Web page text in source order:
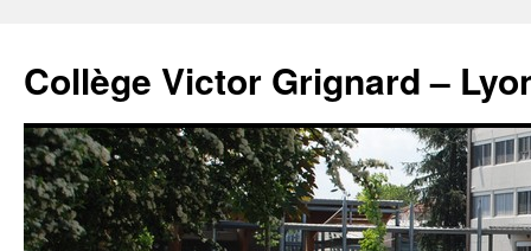
contenu
Collège Victor Grignard –